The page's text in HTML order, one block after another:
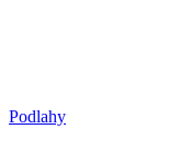
Podlahy